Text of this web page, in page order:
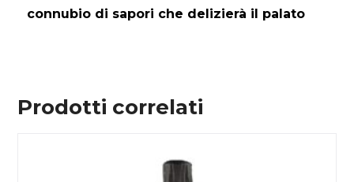
connubio di sapori che delizierà il palato
Prodotti correlati